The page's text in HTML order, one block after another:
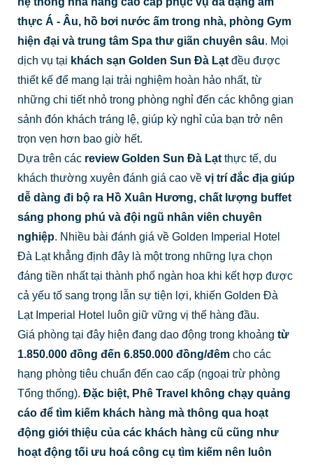
thực Á - Âu, hồ bơi nước ấm trong nhà, phòng Gym
hiện đại và trung tâm Spa thư giãn chuyên sâu. Mọi
dịch vụ tại khách sạn Golden Sun Đà Lạtđều được
thiết kế để mang lại trải nghiệm hoàn hảo nhất, từ
những chi tiết nhỏ trong phòng nghỉ đến các không gian
sảnh đón khách tráng lệ, giúp kỳ nghỉ của bạn trở nên
trọn vẹn hơn bao giờ hết.
Dựa trên các review Golden Sun Đà Lạtthực tế, du
khách thường xuyên đánh giá cao về vị trí đắc địa giúp
dễ dàng đi bộ ra Hồ Xuân Hương, chất lượng buffet
sáng phong phú và đội ngũ nhân viên chuyên
nghiệp. Nhiều bài đánh giá về Golden Imperial Hotel
Đà Lạt khẳng định đây là một trong những lựa chọn
đáng tiền nhất tại thành phố ngàn hoa khi kết hợp được
cả yếu tố sang trọng lẫn sự tiện lợi, khiến Golden Đà
Lạt Imperial Hotel luôn giữ vững vị thế hàng đầu.
Giá phòng tại đây hiện đang dao động trong khoảng từ
1.850.000 đồng đến 6.850.000 đồng/đêm cho các
hạng phòng tiêu chuẩn đến cao cấp (ngoại trừ phòng
Tổng thống). Đặc biệt, Phê Travel không chạy quảng
cáo để tìm kiếm khách hàng mà thông qua hoạt
động giới thiệu của các khách hàng cũ cũng như
hoạt động tối ưu hoá công cụ tìm kiếm nên luôn